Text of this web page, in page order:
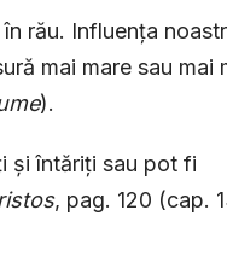
rău. Influența
mai mare sau mai
).
și întăriți sau pot fi
, pag. 120 (cap.